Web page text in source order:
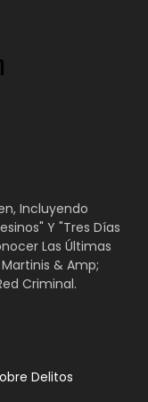
Incluyendo
Y "Tres Días
Las Últimas
& Amp;
Criminal.
Delitos